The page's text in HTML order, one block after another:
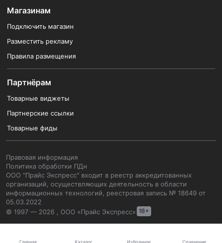
Главная Каталог Избранное Сравнение
Магазинам
Подключить магазин
Разместить рекламу
Правила размещения
Партнёрам
Товарные виджеты
Партнерские ссылки
Товарные фиды
Правовая информация
Политика обработки ПДн
ООО "Прайс Экспресс" входит в реестр аккредитованных
организаций, осуществляющих деятельность в области
информационных технологий, реестровая запись № 18649 от
05.03.2022
© 1997 — 2026 , ООО «Прайс Экспресс»